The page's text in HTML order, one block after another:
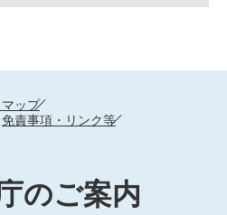
ップ
免責事項・リンク等
のご案内